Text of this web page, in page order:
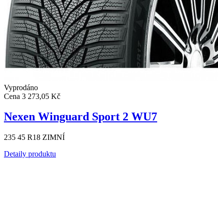
Vyprodáno
Cena 3 273,05 Kč
Nexen Winguard Sport 2 WU7
235 45 R18 ZIMNÍ
Detaily produktu